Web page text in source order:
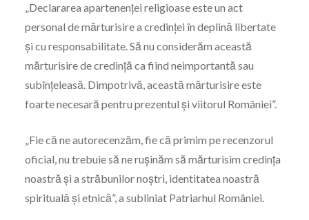
„Declararea apartenenței religioase este un act
personal de mărturisire a credinței în deplină libertate
și cu responsabilitate. Să nu considerăm această
mărturisire de credință ca fiind neimportantă sau
subînțeleasă. Dimpotrivă, această mărturisire este
foarte necesară pentru prezentul și viitorul României”.
„Fie că ne autorecenzăm, fie că primim pe recenzorul
oficial, nu trebuie să ne rușinăm să mărturisim credința
noastră și a străbunilor noștri, identitatea noastră
spirituală și etnică”, a subliniat Patriarhul României.